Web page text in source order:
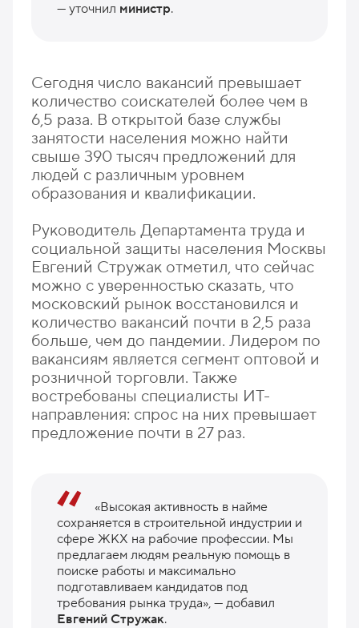
— уточнил министр.
Сегодня число вакансий превышает
количество соискателей более чем в
6,5 раза. В открытой базе службы
занятости населения можно найти
свыше 390 тысяч предложений для
людей с различным уровнем
образования и квалификации.
Руководитель Департамента труда и
социальной защиты населения Москвы
Евгений Стружак отметил, что сейчас
можно с уверенностью сказать, что
московский рынок восстановился и
количество вакансий почти в 2,5 раза
больше, чем до пандемии. Лидером по
вакансиям является сегмент оптовой и
розничной торговли. Также
востребованы специалисты ИТ-
направления: спрос на них превышает
предложение почти в 27 раз.
«Высокая активность в найме
сохраняется в строительной индустрии и
сфере ЖКХ на рабочие профессии. Мы
предлагаем людям реальную помощь в
поиске работы и максимально
подготавливаем кандидатов под
требования рынка труда», — добавил
Евгений Стружак.